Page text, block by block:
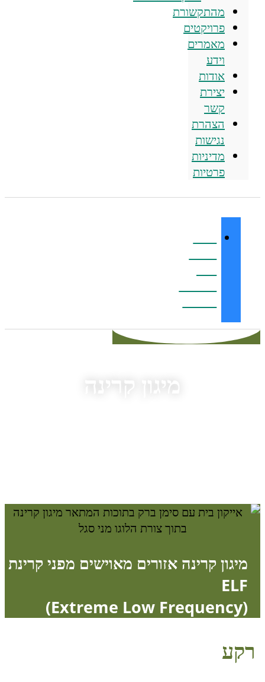
מהתקשורת
פרויקטים
מאמרים
וידע
אודות
יצירת
קשר
הצהרת
נגישות
מדיניות
פרטיות
מיגון קרינה
מיגון קרינה אזורים מאוישים מפני קרינת
ELF
(Extreme Low Frequency)
רקע